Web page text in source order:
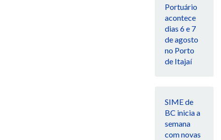
Portuário
acontece
dias 6 e 7
de agosto
no Porto
de Itajaí
SIME de
BC inicia a
semana
com novas